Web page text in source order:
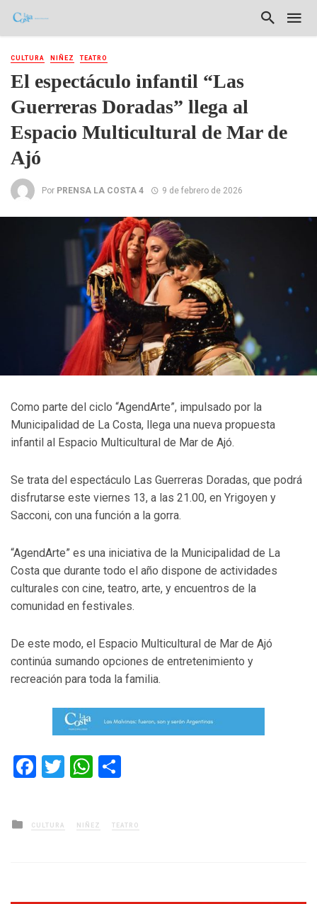
CULTURA NIÑEZ TEATRO
El espectáculo infantil “Las
Guerreras Doradas” llega al
Espacio Multicultural de Mar de
Ajó
Por PRENSA LA COSTA 4 9 de febrero de 2026
Como parte del ciclo “AgendArte”, impulsado por la
Municipalidad de La Costa, llega una nueva propuesta
infantil al Espacio Multicultural de Mar de Ajó.
Se trata del espectáculo Las Guerreras Doradas, que podrá
disfrutarse este viernes 13, a las 21.00, en Yrigoyen y
Sacconi, con una función a la gorra.
“AgendArte” es una iniciativa de la Municipalidad de La
Costa que durante todo el año dispone de actividades
culturales con cine, teatro, arte, y encuentros de la
comunidad en festivales.
De este modo, el Espacio Multicultural de Mar de Ajó
continúa sumando opciones de entretenimiento y
recreación para toda la familia.
Facebook
TwitterWhatsApp
Posted
in
CULTURA NIÑEZ TEATRO